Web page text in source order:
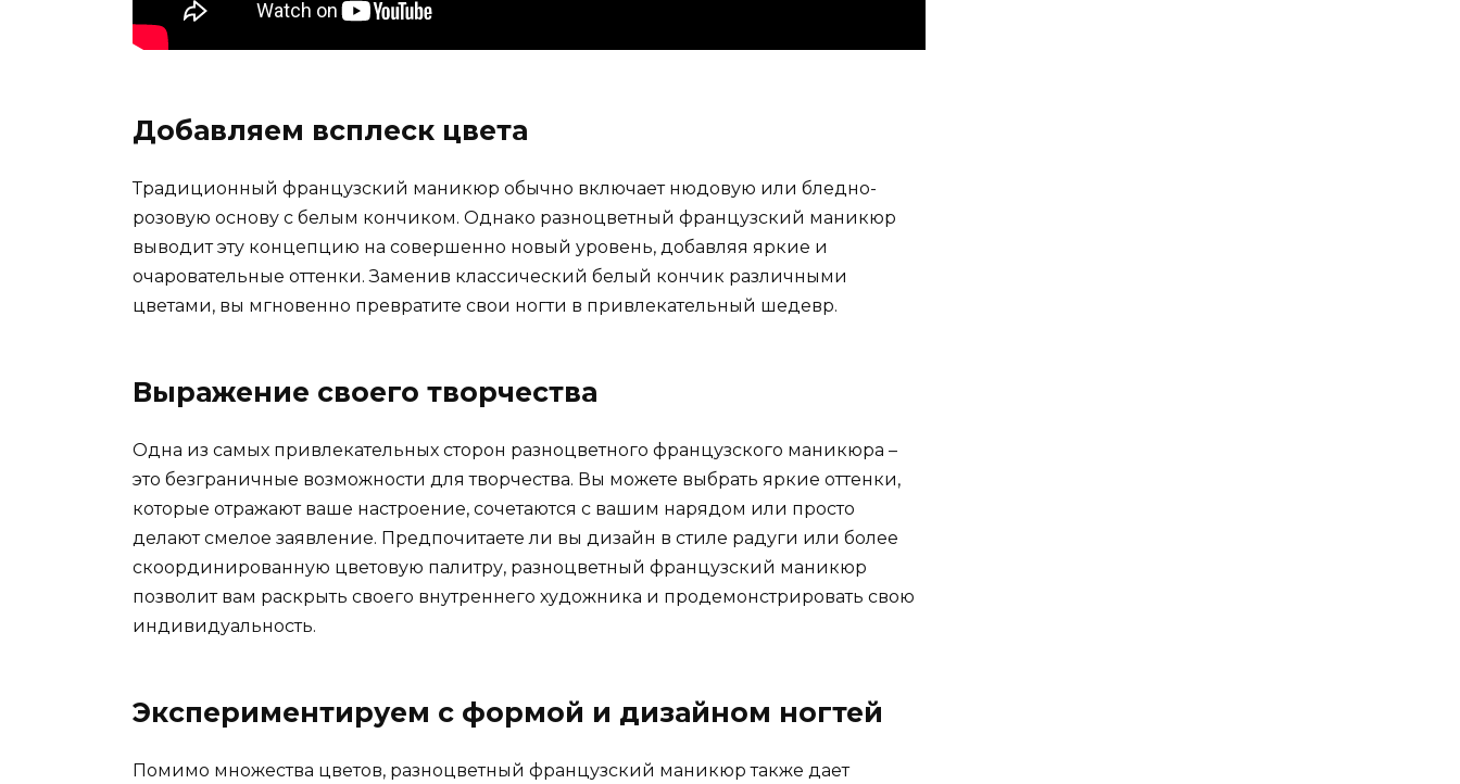
Добавляем всплеск цвета
Традиционный французский маникюр обычно включает нюдовую или бледно-
розовую основу с белым кончиком. Однако разноцветный французский маникюр
выводит эту концепцию на совершенно новый уровень, добавляя яркие и
очаровательные оттенки. Заменив классический белый кончик различными
цветами, вы мгновенно превратите свои ногти в привлекательный шедевр.
Выражение своего творчества
Одна из самых привлекательных сторон разноцветного французского маникюра –
это безграничные возможности для творчества. Вы можете выбрать яркие оттенки,
которые отражают ваше настроение, сочетаются с вашим нарядом или просто
делают смелое заявление. Предпочитаете ли вы дизайн в стиле радуги или более
скоординированную цветовую палитру, разноцветный французский маникюр
позволит вам раскрыть своего внутреннего художника и продемонстрировать свою
индивидуальность.
Экспериментируем с формой и дизайном ногтей
Помимо множества цветов, разноцветный французский маникюр также дает